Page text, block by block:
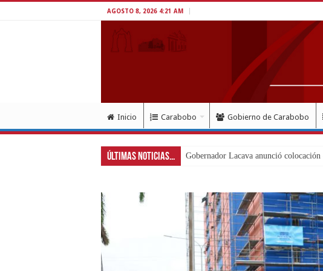
AGOSTO 8, 2026 4:21 AM
Inicio Carabobo Gobierno de Carabobo
Últimas Noticias... Gobernador Lacava y alcaldes